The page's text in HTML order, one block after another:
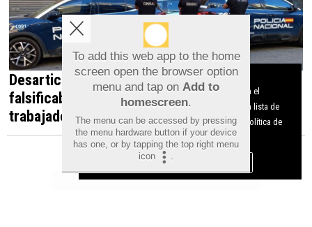
Desarticulada en Orihuela una red que
falsificaba documentos para contratar
trabajadores irregulares
To add this web app to the home
screen open the browser option
menu and tap on Add to
homescreen.
The menu can be accessed by pressing
the menu hardware button if your device
has one, or by tapping the top right menu
icon
.
Aviso sobre el Uso de cookies:
Utilizamos cookies nuestras y de terceros para el
funcionamiento del digital. Puedes consultar la lista de
cookies y como desconectarlas. Ver nuestra Política de
Privacidad y Cookies
Aceptar Cookies